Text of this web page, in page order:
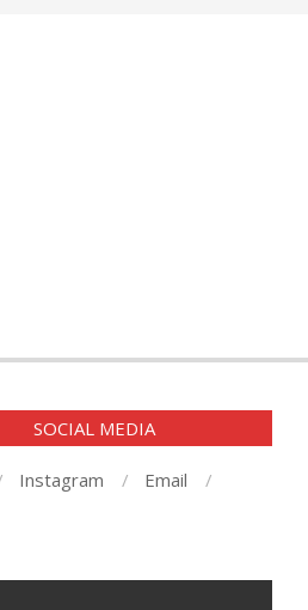
SOCIAL MEDIA
Instagram
Email